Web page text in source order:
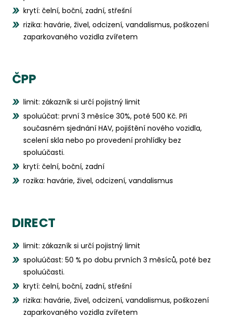
krytí: čelní, boční, zadní, střešní
rizika: havárie, živel, odcizení, vandalismus, poškození
zaparkovaného vozidla zvířetem
ČPP
limit: zákazník si určí pojistný limit
spoluúčat: první 3 měsíce 30%, poté 500 Kč. Při
současném sjednání HAV, pojištění nového vozidla,
scelení skla nebo po provedení prohlídky bez
spoluúčasti.
krytí: čelní, boční, zadní
rozika: havárie, živel, odcizení, vandalismus
DIRECT
limit: zákazník si určí pojistný limit
spoluúčast: 50 % po dobu prvních 3 měsíců, poté bez
spoluúčasti.
krytí: čelní, boční, zadní, střešní
rizika: havárie, živel, odcizení, vandalismus, poškození
zaparkovaného vozidla zvířetem